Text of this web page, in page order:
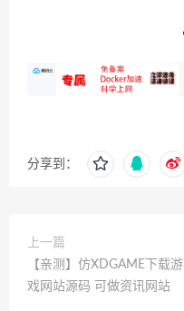
分享到：
上一篇
【亲测】仿XDGAME下载游
戏网站源码 可做资讯网站